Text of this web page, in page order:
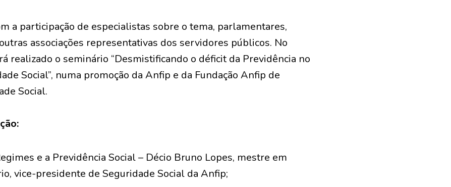
a participação de especialistas sobre o tema, parlamentares,
associações representativas dos servidores públicos. No
realizado o seminário “Desmistificando o déficit da Previdência no
Social”, numa promoção da Anfip e da Fundação Anfip de
Social.
e a Previdência Social – Décio Bruno Lopes, mestre em
vice-presidente de Seguridade Social da Anfip;